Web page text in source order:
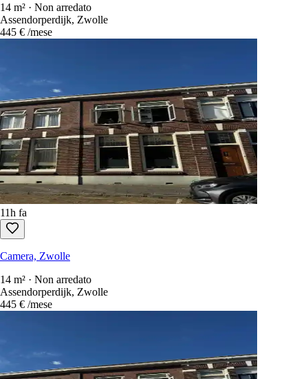
14 m² · Non arredato
Assendorperdijk, Zwolle
445 € /mese
11h fa
Camera, Zwolle
14 m² · Non arredato
Assendorperdijk, Zwolle
445 € /mese